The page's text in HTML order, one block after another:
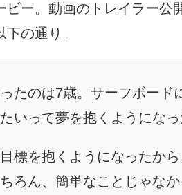
ビー。動画のトレイラー公
の通り。
たのは7歳。サーフボード
いって夢を抱くようになっ
標を抱くようになったか
ろん、簡単なことじゃなか